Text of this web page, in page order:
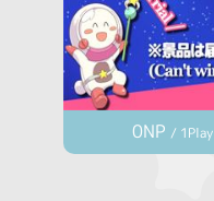
0NP / 1Play